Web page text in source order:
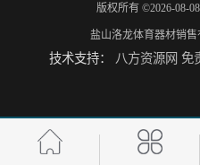
濮阳攀爬架价格 训练攀爬架 批发价格
版权所有 ©2026-08-08
盐山洛龙体育器材销售
技术支持： 八方资源网 免